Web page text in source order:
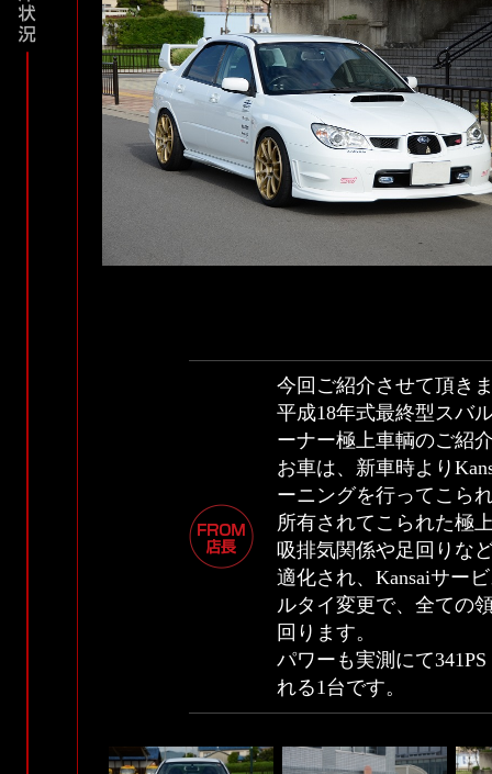
今回ご紹介させて頂き
平成18年式最終型ス
ーナー極上車輌のご紹
お車は、新車時より
ーニングを行ってこら
所有されてこられた極
吸排気関係や足回りな
適化され、Kansaiサー
ルタイ変更で、全ての
回ります。
パワーも実測にて
れる1台です。